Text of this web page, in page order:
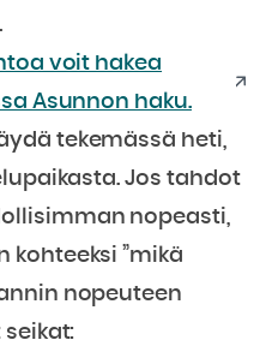
voit hakea
Asunnon haku.
tekemässä heti,
Jos tahdot
nopeasti,
kohteeksi ”mikä
nopeuteen